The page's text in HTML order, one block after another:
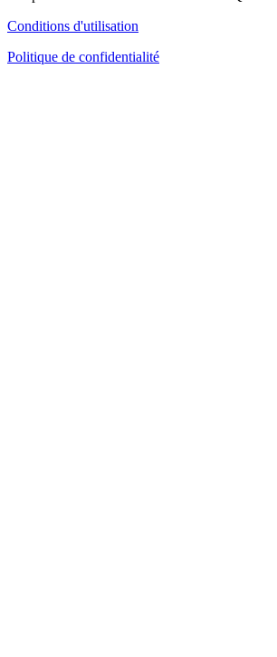
Conditions d'utilisation
Politique de confidentialité